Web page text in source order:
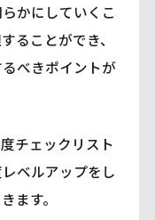
かにしていくこ
ることができ、
べきポイントが
チェックリスト
ベルアップをし
ます。